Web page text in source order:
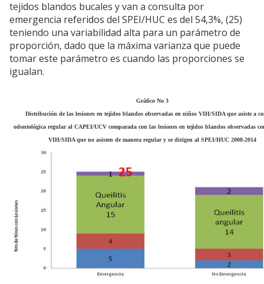
tejidos blandos bucales y van a consulta por
emergencia referidos del SPEI/HUC es del 54,3%, (25)
teniendo una variabilidad alta para un parámetro de
proporción, dado que la máxima varianza que puede
tomar este parámetro es cuando las proporciones se
igualan.
Gráfico No 3
Distribución de las lesiones en tejidos blandos observadas en niños VIH/SIDA que asiste a
odontológica regular al CAPEI/UCV comparada con las lesiones en tejidos blandos observadas
VIH/SIDA que no asisten de manera regular y se dirigen al SPEI/HUC 2008-2014